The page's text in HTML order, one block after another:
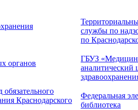
службы по
по
органов
ГБУЗ
аналитический
Краснодарского
Федеральная
библиотека